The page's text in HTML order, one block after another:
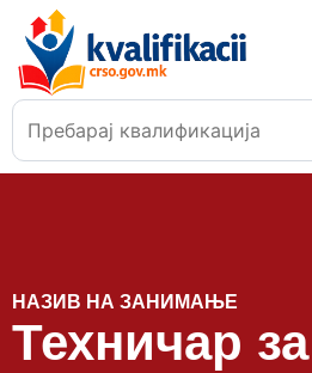
НАЗИВ НА ЗАНИМАЊЕ
Техничар за